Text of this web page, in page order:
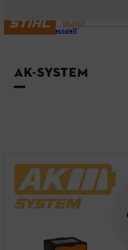
Page d’accueil
AK-SYSTEM